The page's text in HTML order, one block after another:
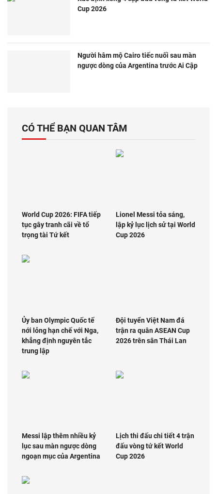
Cup 2026
Người hâm mộ Cairo tiếc nuối sau màn
ngược dòng của Argentina trước Ai Cập
CÓ THỂ BẠN QUAN TÂM
World Cup 2026: FIFA tiếp
tục gây tranh cãi về tổ
trọng tài Tứ kết
Lionel Messi tỏa sáng,
lập kỷ lục lịch sử tại World
Cup 2026
Ủy ban Olympic Quốc tế
nới lỏng hạn chế với Nga,
khẳng định nguyên tắc
trung lập
Đội tuyển Việt Nam đá
trận ra quân ASEAN Cup
2026 trên sân Thái Lan
Messi lập thêm nhiều kỷ
lục sau màn ngược dòng
ngoạn mục của Argentina
Lịch thi đấu chi tiết 4 trận
đấu vòng tứ kết World
Cup 2026